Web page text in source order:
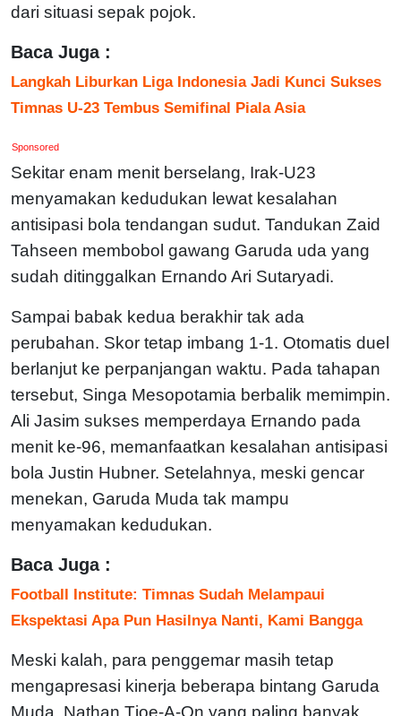
dari situasi sepak pojok.
Baca Juga :
Langkah Liburkan Liga Indonesia Jadi Kunci Sukses
Timnas U-23 Tembus Semifinal Piala Asia
Sponsored
Sekitar enam menit berselang, Irak-U23
menyamakan kedudukan lewat kesalahan
antisipasi bola tendangan sudut. Tandukan Zaid
Tahseen membobol gawang Garuda uda yang
sudah ditinggalkan Ernando Ari Sutaryadi.
Sampai babak kedua berakhir tak ada
perubahan. Skor tetap imbang 1-1. Otomatis duel
berlanjut ke perpanjangan waktu. Pada tahapan
tersebut, Singa Mesopotamia berbalik memimpin.
Ali Jasim sukses memperdaya Ernando pada
menit ke-96, memanfaatkan kesalahan antisipasi
bola Justin Hubner. Setelahnya, meski gencar
menekan, Garuda Muda tak mampu
menyamakan kedudukan.
Baca Juga :
Football Institute: Timnas Sudah Melampaui
Ekspektasi Apa Pun Hasilnya Nanti, Kami Bangga
Meski kalah, para penggemar masih tetap
mengapresasi kinerja beberapa bintang Garuda
Muda. Nathan Tjoe-A-On yang paling banyak